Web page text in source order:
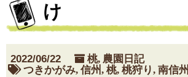
け
2022/06/22 桃, 農園日記
つきかがみ, 信州, 桃, 桃狩り, 南信州